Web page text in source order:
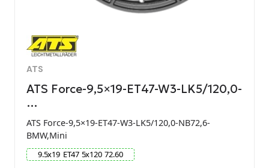
ATS
ATS Force-9,5×19-ET47-W3-LK5/120,0-
…
ATS Force-9,5×19-ET47-W3-LK5/120,0-NB72,6-
BMW,Mini
9.5x19 ET47 5x120 72.60